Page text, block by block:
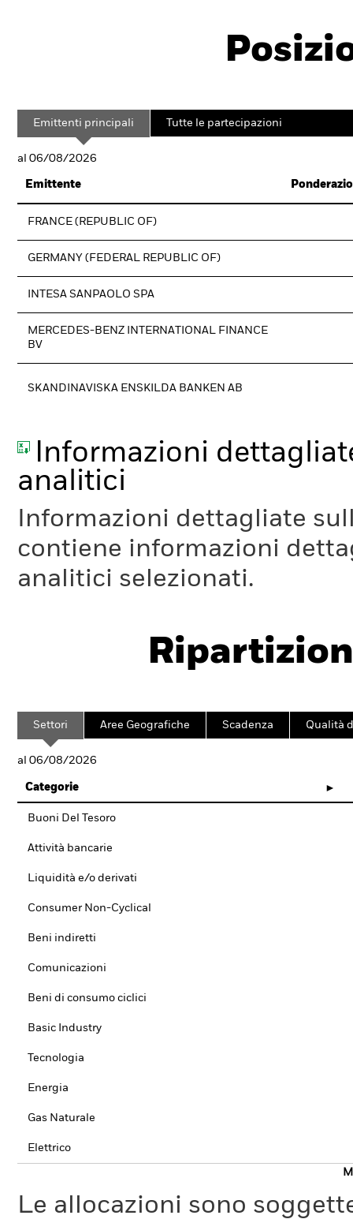
Emittenti principali Tutte le partecipazioni
al 06/08/2026
Emittente
FRANCE (REPUBLIC OF)
GERMANY (FEDERAL REPUBLIC OF)
INTESA SANPAOLO SPA
MERCEDES-BENZ INTERNATIONAL FINANCE
BV
SKANDINAVISKA ENSKILDA BANKEN AB
Informazioni
analitici
Informazioni dettagliate
contiene informazioni
analitici selezionati.
Settori Aree Geografiche Scadenza Qualità
al 06/08/2026
Categorie
Buoni Del Tesoro
Attività bancarie
Liquidità e/o derivati
Consumer Non-Cyclical
Beni indiretti
Comunicazioni
Beni di consumo ciclici
Basic Industry
Tecnologia
Energia
Gas Naturale
Elettrico
Le allocazioni sono